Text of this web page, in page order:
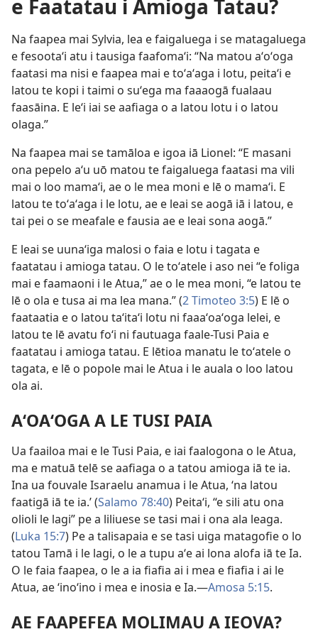
e Faatatau i Amioga Tatau?
Na faapea mai Sylvia, lea e faigaluega i se matagaluega
e fesootaʻi atu i tausiga faafomaʻi: “Na matou aʻoʻoga
faatasi ma nisi e faapea mai e toʻaʻaga i lotu, peitaʻi e
latou te kopi i taimi o suʻega ma faaaogā fualaau
faasāina. E leʻi iai se aafiaga o a latou lotu i o latou
olaga.”
Na faapea mai se tamāloa e igoa iā Lionel: “E masani
ona pepelo aʻu uō matou te faigaluega faatasi ma vili
mai o loo mamaʻi, ae o le mea moni e lē o mamaʻi. E
latou te toʻaʻaga i le lotu, ae e leai se aogā iā i latou, e
tai pei o se meafale e fausia ae e leai sona aogā.”
E leai se uunaʻiga malosi o faia e lotu i tagata e
faatatau i amioga tatau. O le toʻatele i aso nei “e foliga
mai e faamaoni i le Atua,” ae o le mea moni, “e latou te
lē o ola e tusa ai ma lea mana.” (2 Timoteo 3:5) E lē o
faataatia e o latou taʻitaʻi lotu ni faaaʻoaʻoga lelei, e
latou te lē avatu foʻi ni fautuaga faale-Tusi Paia e
faatatau i amioga tatau. E lētioa manatu le toʻatele o
tagata, e lē o popole mai le Atua i le auala o loo latou
ola ai.
AʻOAʻOGA A LE TUSI PAIA
Ua faailoa mai e le Tusi Paia, e iai faalogona o le Atua,
ma e matuā telē se aafiaga o a tatou amioga iā te ia.
Ina ua fouvale Isaraelu anamua i le Atua, ʻna latou
faatigā iā te ia.’ (Salamo 78:40) Peitaʻi, “e sili atu ona
olioli le lagi” pe a liliuese se tasi mai i ona ala leaga.
(Luka 15:7) Pe a talisapaia e se tasi uiga matagofie o lo
tatou Tamā i le lagi, o le a tupu aʻe ai lona alofa iā te Ia.
O le faia faapea, o le a ia fiafia ai i mea e fiafia i ai le
Atua, ae ʻinoʻino i mea e inosia e Ia.​—Amosa 5:15.
AE FAAPEFEA MOLIMAU A IEOVA?